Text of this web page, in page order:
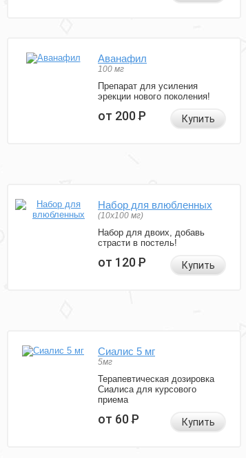
Аванафил
100 мг
Препарат для усиления
эрекции нового поколения!
от 200Р Купить
Набор для влюбленных
(10х100 мг)
Набор для двоих, добавь
страсти в постель!
от 120Р Купить
Сиалис 5 мг
5мг
Терапевтическая дозировка
Сиалиса для курсового
приема
от 60Р Купить